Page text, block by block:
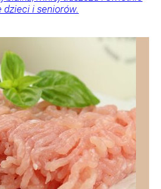
i seniorów.